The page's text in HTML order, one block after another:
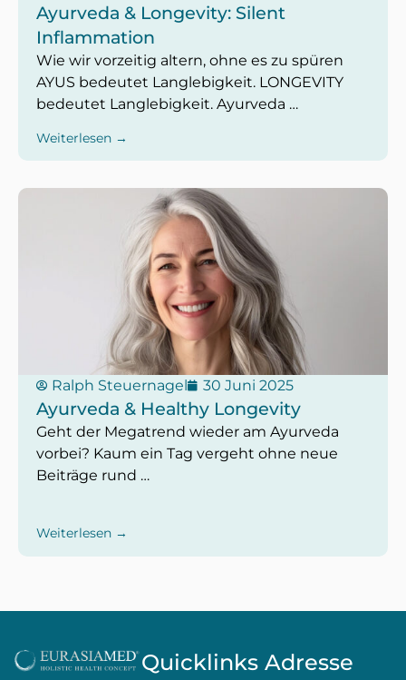
Ayurveda & Longevity: Silent
Inflammation
Wie wir vorzeitig altern, ohne es zu spüren
AYUS bedeutet Langlebigkeit. LONGEVITY
bedeutet Langlebigkeit. Ayurveda …
Weiterlesen →
Ralph Steuernagel 30 Juni 2025
Ayurveda & Healthy Longevity
Geht der Megatrend wieder am Ayurveda
vorbei? Kaum ein Tag vergeht ohne neue
Beiträge rund …
Weiterlesen →
Quicklinks Adresse